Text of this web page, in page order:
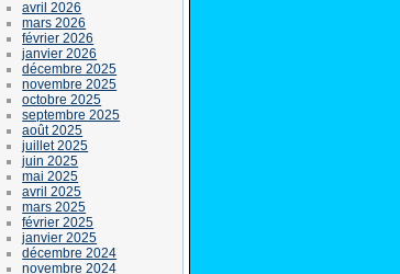
avril 2026
mars 2026
février 2026
janvier 2026
décembre 2025
novembre 2025
octobre 2025
septembre 2025
août 2025
juillet 2025
juin 2025
mai 2025
avril 2025
mars 2025
février 2025
janvier 2025
décembre 2024
novembre 2024